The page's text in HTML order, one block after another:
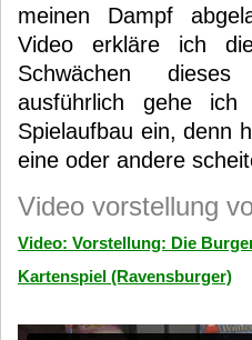
meinen Dampf
Video erkläre ich
Schwächen
ausführlich gehe
Spielaufbau ein, denn
eine oder andere
Video vorstellung
Video: Vorstellung: Die
Kartenspiel (Ravensburger)